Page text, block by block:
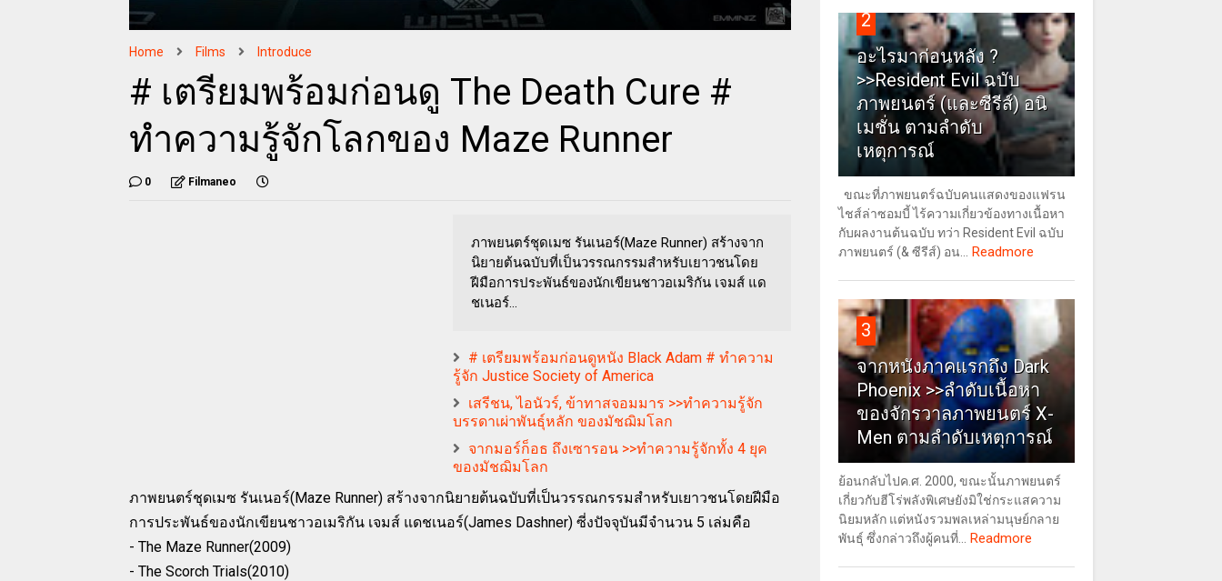
Home Films Introduce
# เตรียมพร้อมก่อนดู The Death Cure #
ทำความรู้จักโลกของ Maze Runner
0 Filmaneo
ภาพยนตร์ชุดเมซ รันเนอร์(Maze Runner) สร้างจาก
นิยายต้นฉบับที่เป็นวรรณกรรมสำหรับเยาวชนโดย
ฝีมือการประพันธ์ของนักเขียนชาวอเมริกัน เจมส์ แด
ชเนอร์...
# เตรียมพร้อมก่อนดูหนัง Black Adam # ทำความ
รู้จัก Justice Society of America
เสรีชน, ไอนัวร์, ข้าทาสจอมมาร >>ทำความรู้จัก
บรรดาเผ่าพันธุ์หลัก ของมัชฌิมโลก
จากมอร์ก็อธ ถึงเซารอน >>ทำความรู้จักทั้ง 4 ยุค
ของมัชฌิมโลก
ภาพยนตร์ชุดเมซ รันเนอร์(Maze Runner) สร้างจากนิยายต้นฉบับที่เป็นวรรณกรรมสำหรับเยาวชนโดยฝีมือ
การประพันธ์ของนักเขียนชาวอเมริกัน เจมส์ แดชเนอร์(James Dashner) ซี่งปัจจุบันมีจำนวน 5 เล่มคือ
- The Maze Runner(2009)
- The Scorch Trials(2010)
2
อะไรมาก่อนหลัง ?
>>Resident Evil ฉบับ
ภาพยนตร์ (และซีรีส์) อนิ
เมชั่น ตามลำดับ
เหตุการณ์
ขณะที่ภาพยนตร์ฉบับคนแสดงของแฟรน
ไชส์ล่าซอมบี้ ไร้ความเกี่ยวข้องทางเนื้อหา
กับผลงานต้นฉบับ ทว่า Resident Evil ฉบับ
ภาพยนตร์ (& ซีรีส์) อน...
Readmore
3
จากหนังภาคแรกถึง Dark
Phoenix >>ลำดับเนื้อหา
ของจักรวาลภาพยนตร์ X-
Men ตามลำดับเหตุการณ์
ย้อนกลับไปค.ศ. 2000, ขณะนั้นภาพยนตร์
เกี่ยวกับฮีโร่พลังพิเศษยังมิใช่กระแสความ
นิยมหลัก แต่หนังรวมพลเหล่ามนุษย์กลาย
พันธุ์ ซึ่งกล่าวถึงผู้คนที่...
Readmore